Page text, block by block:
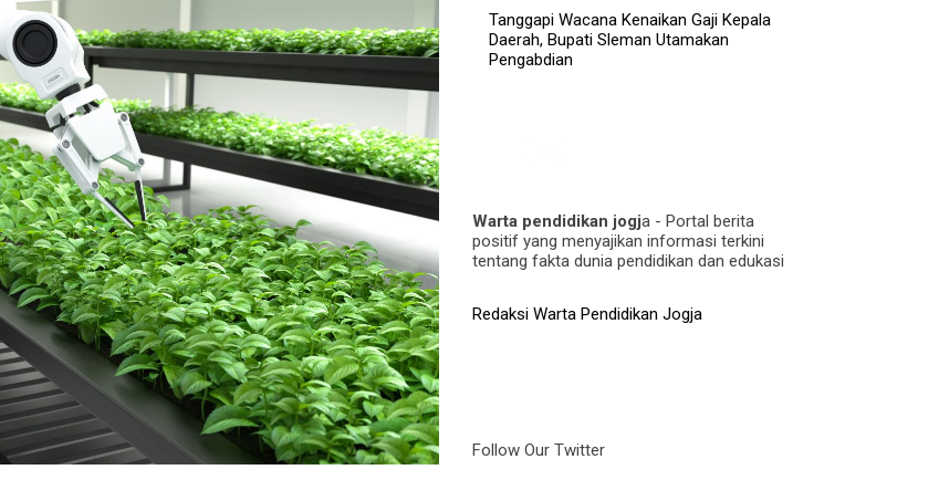
Tanggapi Wacana Kenaikan Gaji Kepala
Daerah, Bupati Sleman Utamakan
Pengabdian
Warta pendidikan jogja - Portal berita
positif yang menyajikan informasi terkini
tentang fakta dunia pendidikan dan edukasi
Redaksi Warta Pendidikan Jogja
Follow Our Twitter